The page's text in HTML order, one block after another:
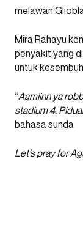
melawan
Mira Rahayu
penyakit yang
untuk
“Aamiinn ya
stadium 4.
bahasa sunda
Let’s pray for